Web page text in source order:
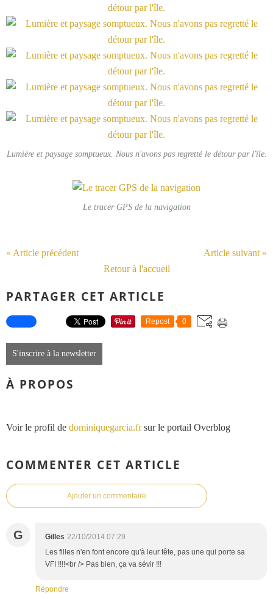
Lumière et paysage somptueux. Nous n'avons pas regretté le détour par l'île.
Le tracer GPS de la navigation
« Article précédent
Article suivant »
Retour à l'accueil
PARTAGER CET ARTICLE
Repost 0
S'inscrire à la newsletter
À PROPOS
Voir le profil de dominiquegarcia.frsur le portail Overblog
COMMENTER CET ARTICLE
Ajouter un commentaire
G Gilles 22/10/2014 07:29
Les filles n'en font encore qu'à leur tête, pas une qui porte sa
VFI !!!!<br /> Pas bien, ça va sévir !!!
Répondre